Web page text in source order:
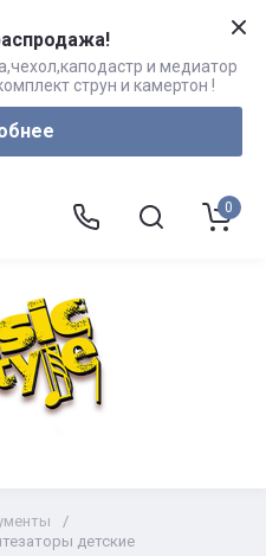
и медиатор
струн и камертон !
0
/
детские